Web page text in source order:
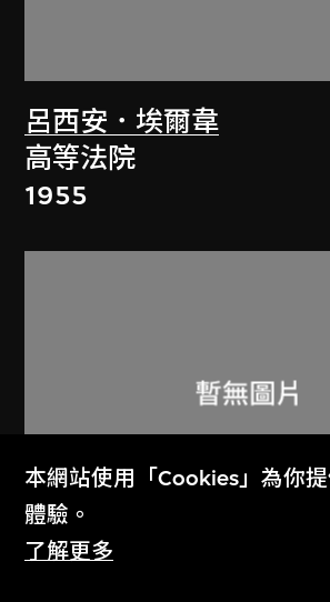
呂西安．埃爾韋
高等法院
1955
展出中
本網站使用「Cookies」為你
體驗。
了解更多